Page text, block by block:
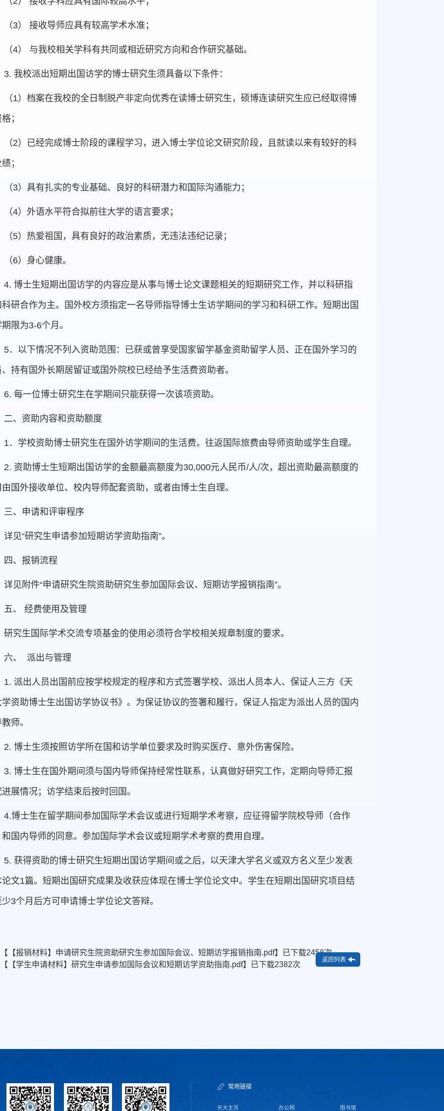
（3） 接收导师应具有较高学术水准；
（4） 与我校相关学科有共同或相近研究方向和合作研究基础。
3. 我校派出短期出国访学的博士研究生须具备以下条件：
（1）档案在我校的全日制脱产非定向优秀在读博士研究生，硕博连读研究生应已经取得博
；
（2）已经完成博士阶段的课程学习，进入博士学位论文研究阶段，且就读以来有较好的科
；
（3）具有扎实的专业基础、良好的科研潜力和国际沟通能力；
（4）外语水平符合拟前往大学的语言要求；
（5）热爱祖国，具有良好的政治素质，无违法违纪记录；
（6）身心健康。
4.博士生短期出国访学的内容应是从事与博士论文课题相关的短期研究工作，并以科研指
科研合作为主。国外校方须指定一名导师指导博士生访学期间的学习和科研工作。短期出国
限为3-6个月。
5．以下情况不列入资助范围：已获或曾享受国家留学基金资助留学人员、正在国外学习的
持有国外长期居留证或国外院校已经给予生活费资助者。
6.每一位博士研究生在学期间只能获得一次该项资助。
二、资助内容和资助额度
1 ．学校资助博士研究生在国外访学期间的生活费。往返国际旅费由导师资助或学生自理。
2. 资助博士生短期出国访学的金额最高额度为30,000元人民币/人/次，超出资助最高额度的
国外接收单位、校内导师配套资助，或者由博士生自理。
三、申请和评审程序
详见“研究生申请参加短期访学资助指南”。
四、报销流程
详见附件“申请研究生院资助研究生参加国际会议、短期访学报销指南”。
五、 经费使用及管理
研究生国际学术交流专项基金的使用必须符合学校相关规章制度的要求。
六、 派出与管理
1. 派出人员出国前应按学校规定的程序和方式签署学校、派出人员本人、保证人三方《天
学资助博士生出国访学协议书》。为保证协议的签署和履行，保证人指定为派出人员的国内
师。
2.博士生须按照访学所在国和访学单位要求及时购买医疗、意外伤害保险。
3.博士生在国外期间须与国内导师保持经常性联系，认真做好研究工作，定期向导师汇报
展情况；访学结束后按时回国。
4.博士生在留学期间参加国际学术会议或进行短期学术考察，应征得留学院校导师（合作
国内导师的同意。参加国际学术会议或短期学术考察的费用自理。
5. 获得资助的博士研究生短期出国访学期间或之后，以天津大学名义或双方名义至少发表
论文1篇。短期出国研究成果及收获应体现在博士学位论文中。学生在短期出国研究项目结
3个月后方可申请博士学位论文答辩。
返回列表
【报销材料】申请研究生院资助研究生参加国际会议、短期访学报销指南.pdf】已下载2458次
【学生申请材料】研究生申请参加国际会议和短期访学资助指南.pdf】已下载2382次
常用链接
天大主页 办公网 图书馆